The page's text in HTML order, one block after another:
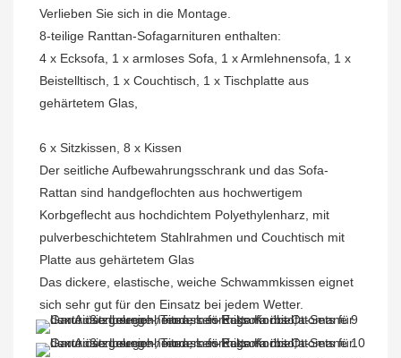
Verlieben Sie sich in die Montage.
8-teilige Ranttan-Sofagarnituren enthalten:
4 x Ecksofa, 1 x armloses Sofa, 1 x Armlehnensofa, 1 x
Beistelltisch, 1 x Couchtisch, 1 x Tischplatte aus
6 x Sitzkissen, 8 x Kissen
Der seitliche Aufbewahrungsschrank und das Sofa-
Rattan sind handgeflochten aus hochwertigem
Korbgeflecht aus hochdichtem Polyethylenharz, mit
pulverbeschichtetem Stahlrahmen und Couchtisch mit
Platte aus gehärtetem Glas
Das dickere, elastische, weiche Schwammkissen eignet